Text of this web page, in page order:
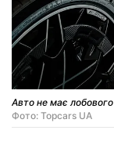
Авто не має
Фото: Topcars UA